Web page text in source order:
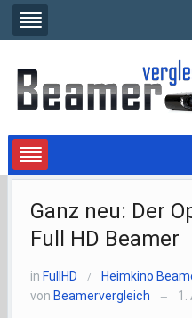
Ganz neu: Der
Full HD Beamer
in FullHD / Heimkino
von Beamervergleich — 1.